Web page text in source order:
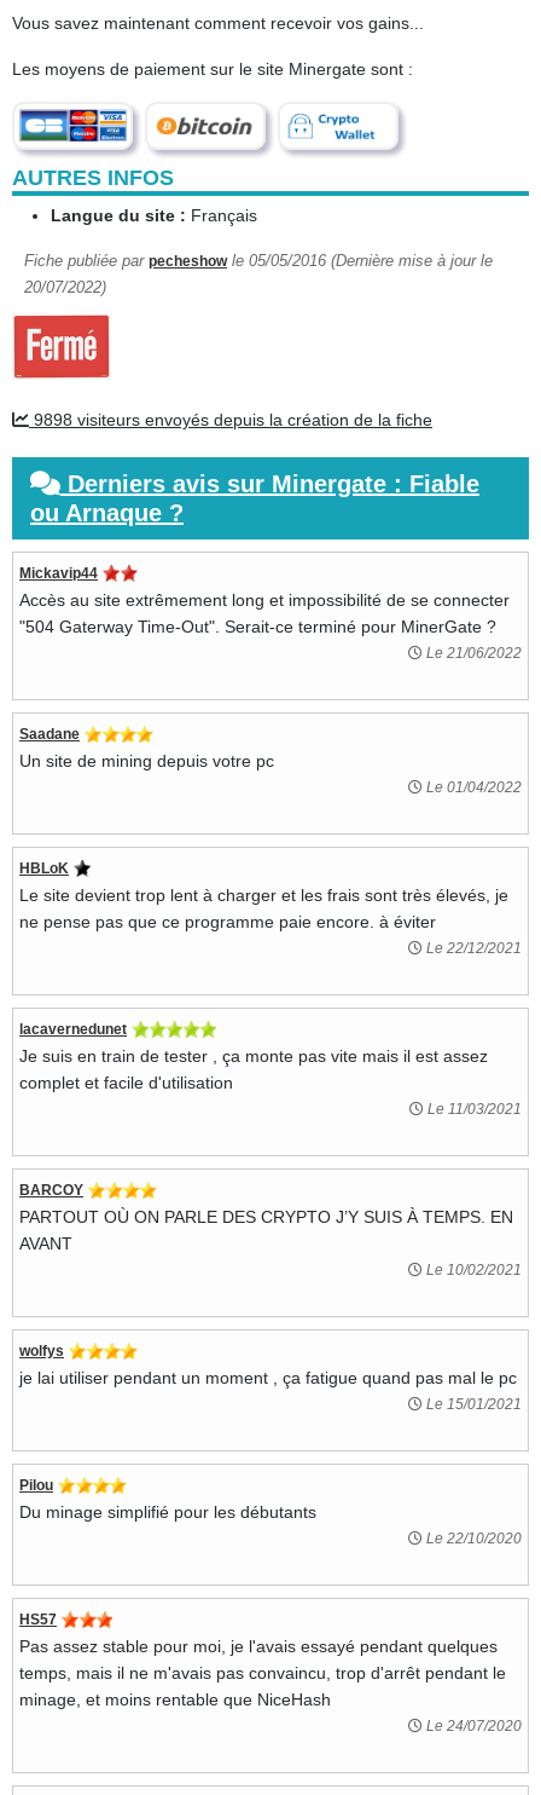
Vous savez maintenant comment recevoir vos gains...
Les moyens de paiement sur le site Minergate sont :
AUTRES INFOS
Langue du site : Français
Fiche publiée par pecheshowle 05/05/2016 (Dernière mise à jour le
20/07/2022)
9898 visiteurs envoyés depuis la création de la fiche
Derniers avis sur Minergate : Fiable
ou Arnaque ?
Mickavip44
Accès au site extrêmement long et impossibilité de se connecter
"504 Gaterway Time-Out". Serait-ce terminé pour MinerGate ?
Le 21/06/2022
Saadane
Un site de mining depuis votre pc
Le 01/04/2022
HBLoK
Le site devient trop lent à charger et les frais sont très élevés, je
ne pense pas que ce programme paie encore. à éviter
Le 22/12/2021
lacavernedunet
Je suis en train de tester , ça monte pas vite mais il est assez
complet et facile d'utilisation
Le 11/03/2021
BARCOY
PARTOUT OÙ ON PARLE DES CRYPTO J’Y SUIS À TEMPS. EN
AVANT
Le 10/02/2021
wolfys
je lai utiliser pendant un moment , ça fatigue quand pas mal le pc
Le 15/01/2021
Pilou
Du minage simplifié pour les débutants
Le 22/10/2020
HS57
Pas assez stable pour moi, je l'avais essayé pendant quelques
temps, mais il ne m'avais pas convaincu, trop d'arrêt pendant le
minage, et moins rentable que NiceHash
Le 24/07/2020